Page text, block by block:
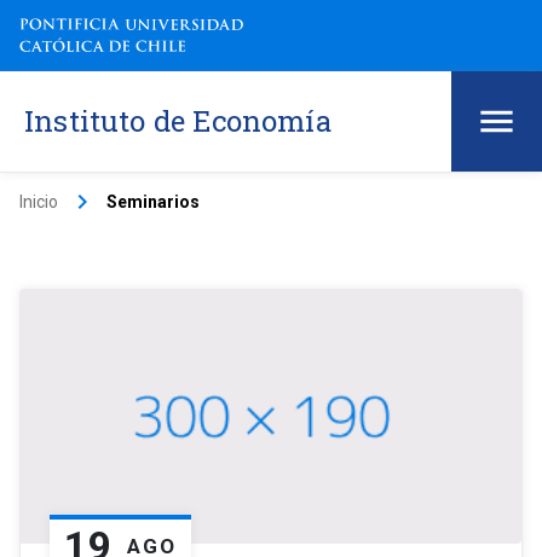
Instituto de Economía
Inicio keyboard_arrow_right Seminarios
19 AGO